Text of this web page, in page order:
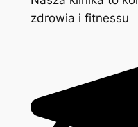
zdrowia i fitnessu